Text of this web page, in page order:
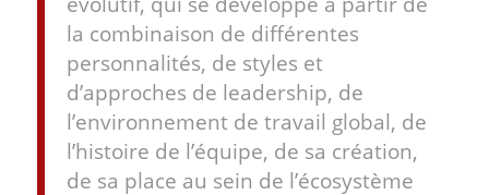
la combinaison de différentes
personnalités, de styles et
d’approches de leadership, de
l’environnement de travail global, de
l’histoire de l’équipe, de sa création,
de sa place au sein de l’écosystème